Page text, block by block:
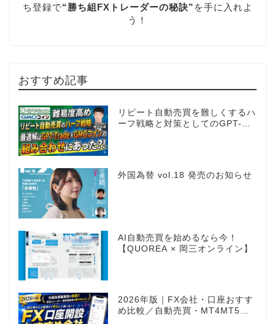
ち登録で“勝ち組FXトレーダーの秘訣” を手に入れよ
う！
おすすめ記事
リピート自動売買を難しくするハ
ーフ戦略と対策としてのGPT-
外国為替 vol.18 発売のお知らせ
AI自動売買を始めるなら今！
【QUOREA × 岡三オンライン】
2026年版｜FX会社・口座おすす
め比較／自動売買・MT4MT5対